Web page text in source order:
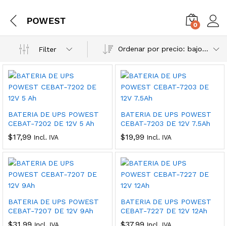
POWEST 0
Filter Ordenar por precio: bajo a alto
BATERIA DE UPS POWEST
CEBAT-7202 DE 12V 5 Ah
$17,99 Incl. IVA
BATERIA DE UPS POWEST
CEBAT-7203 DE 12V 7.5Ah
$19,99 Incl. IVA
BATERIA DE UPS POWEST
CEBAT-7207 DE 12V 9Ah
BATERIA DE UPS POWEST
CEBAT-7227 DE 12V 12Ah